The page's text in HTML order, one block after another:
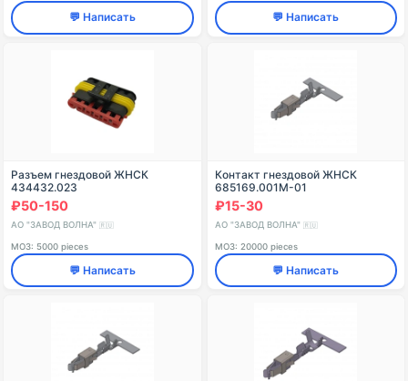
💬 Написать 💬 Написать
Разъем гнездовой ЖНСК
434432.023
₽50-150
АО "ЗАВОД ВОЛНА" 🇷🇺
МОЗ: 5000 pieces
💬 Написать
Контакт гнездовой ЖНСК
685169.001М-01
₽15-30
АО "ЗАВОД ВОЛНА" 🇷🇺
МОЗ: 20000 pieces
💬 Написать